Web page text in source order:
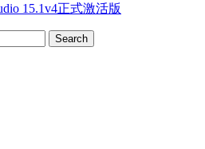
15.1v4正式激活版